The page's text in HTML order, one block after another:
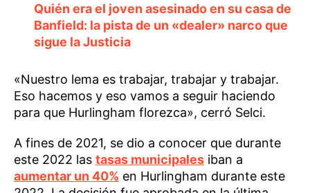
Quién era el joven asesinado en su casa de
Banfield: la pista de un «dealer» narco que
sigue la Justicia
«Nuestro lema es trabajar, trabajar y trabajar.
Eso hacemos y eso vamos a seguir haciendo
para que Hurlingham florezca», cerró Selci.
A fines de 2021, se dio a conocer que durante
este 2022 las tasas municipales iban a
aumentar un 40% en Hurlingham durante este